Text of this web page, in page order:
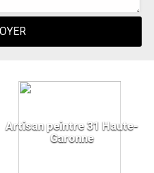
Artisan peintre 31 Haute-
Garonne